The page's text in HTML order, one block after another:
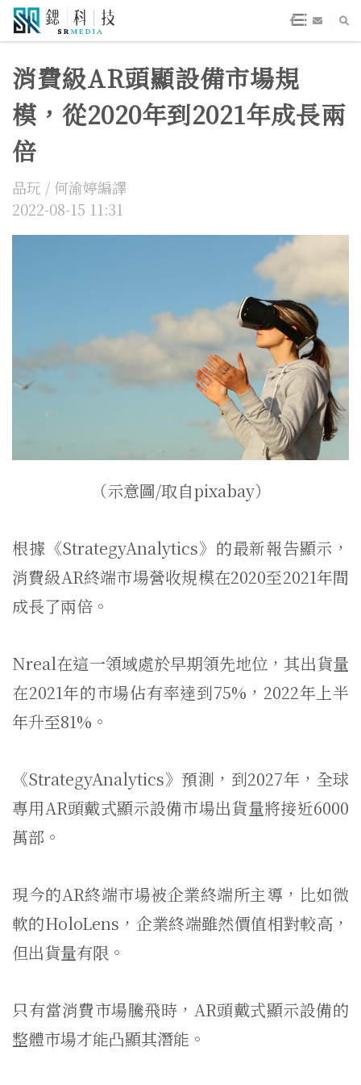
消費級AR頭顯設備市場規
模，從2020年到2021年成長兩
倍
品玩 / 何渝婷編譯
2022-08-15 11:31
（示意圖/取自pixabay）
根據《StrategyAnalytics》的最新報告顯示，
消費級AR終端市場營收規模在2020至2021年間
成長了兩倍。
Nreal在這一領域處於早期領先地位，其出貨量
在2021年的市場佔有率達到75%，2022年上半
年升至81%。
《StrategyAnalytics》預測，到2027年，全球
專用AR頭戴式顯示設備市場出貨量將接近6000
萬部。
現今的AR終端市場被企業終端所主導，比如微
軟的HoloLens，企業終端雖然價值相對較高，
但出貨量有限。
只有當消費市場騰飛時，AR頭戴式顯示設備的
整體市場才能凸顯其潛能。